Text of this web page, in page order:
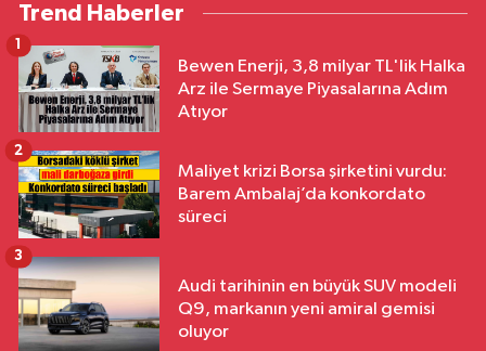
Trend Haberler
Bewen Enerji, 3,8 milyar TL'lik Halka
Arz ile Sermaye Piyasalarına Adım
Atıyor
1
Maliyet krizi Borsa şirketini vurdu:
Barem Ambalaj’da konkordato
süreci
2
Audi tarihinin en büyük SUV modeli
Q9, markanın yeni amiral gemisi
oluyor
3